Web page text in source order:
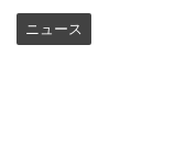
ニュース